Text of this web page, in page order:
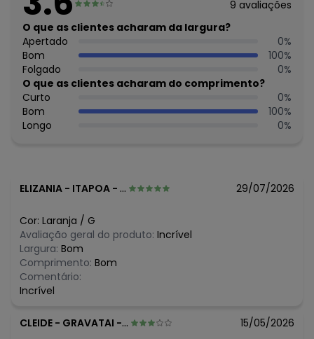
O preço apresentado abaixo é o menor oferecido em
algum dia do mês, para o menor tamanho disponível.
agosto/2026
R$ 59,99
julho/2026 R$ 69,99
junho/2026 R$ 79,99
maio/2026 R$ 99,99
abril/2026 R$ 89,99
março/2026 R$ 84,99
fevereiro/2026 R$ 89,99
9 avaliações
O que as clientes acharam da largura?
Apertado
0%
Bom
100%
Folgado
0%
O que as clientes acharam do comprimento?
Curto
0%
Bom
100%
Longo
0%
ELIZANIA - ITAPOA - SC 29/07/2026
Cor: Laranja / G
Avaliação geral do produto: Incrível
Largura: Bom
Comprimento: Bom
Comentário:
Incrível
CLEIDE - GRAVATAI - RS 15/05/2026